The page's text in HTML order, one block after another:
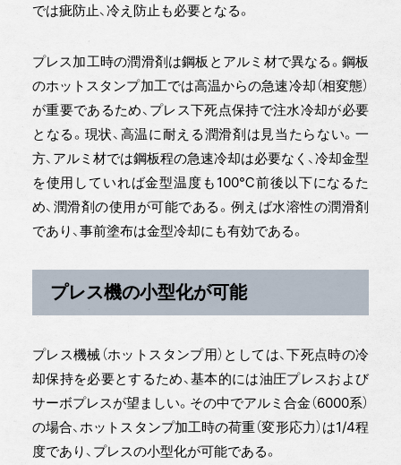
では疵防止、冷え防止も必要となる。
プレス加工時の潤滑剤は鋼板とアルミ材で異なる。鋼板
のホットスタンプ加工では高温からの急速冷却（相変態）
が重要であるため、プレス下死点保持で注水冷却が必要
となる。現状、高温に耐える潤滑剤は見当たらない。一
方、アルミ材では鋼板程の急速冷却は必要なく、冷却金型
を使用していれば金型温度も100℃前後以下になるた
め、潤滑剤の使用が可能である。例えば水溶性の潤滑剤
であり、事前塗布は金型冷却にも有効である。
プレス機の小型化が可能
プレス機械（ホットスタンプ用）としては、下死点時の冷
却保持を必要とするため、基本的には油圧プレスおよび
サーボプレスが望ましい。その中でアルミ合金（6000系）
の場合、ホットスタンプ加工時の荷重（変形応力）は1/4程
度であり、プレスの小型化が可能である。